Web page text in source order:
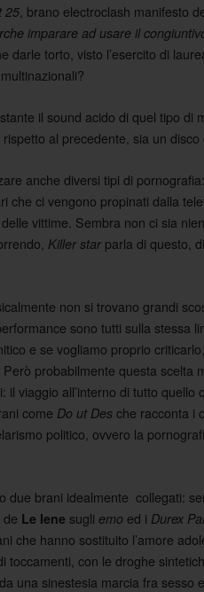
25 , brano electroclash manifesto
imparare ad usare il
darle torto, visto l’esercito di
il sound acido di quel tipo
rispetto al precedente, sia un disco
anche diversi tipi di
che ci vengono propinati dalla
vittime. Sembra non ci sia
Killer star parla di questo,
non si trovano grandi
sono tutti sulla stessa
e se vogliamo proprio criticarlo,
probabilmente questa scelta
il viaggio all’interno di tutto quello
come Do ut Des che racconta i
politico, ovvero la
due brani idealmente collegati:
Le Iene sugli emo ed i Durex
che hanno sostituito l’amore
toccamenti, con le droghe
una sinestesia marcia fra sesso